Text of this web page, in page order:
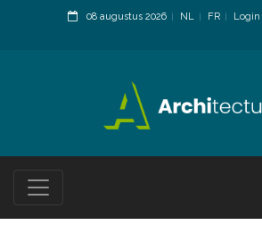
08 augustus 2026 NL FR
Login